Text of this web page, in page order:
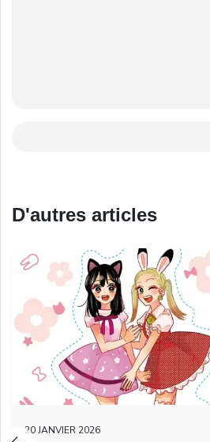
D'autres articles
20 JANVIER 2026